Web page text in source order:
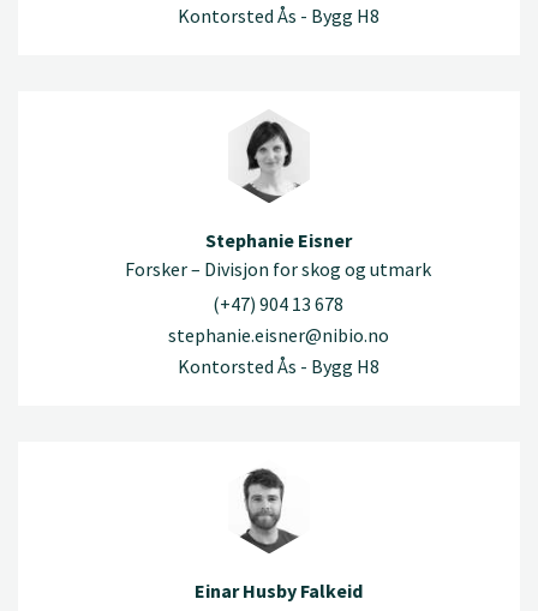
Kontorsted Ås - Bygg H8
Stephanie Eisner
Forsker – Divisjon for skog og utmark
(+47) 904 13 678
stephanie.eisner@nibio.no
Kontorsted Ås - Bygg H8
Einar Husby Falkeid